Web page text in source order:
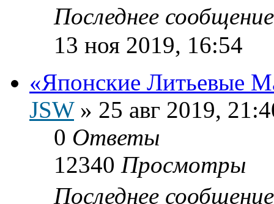
Последнее
13 ноя 2019, 16:54
«Японские Литьевые
JSW» 25 авг 2019,
0 Ответы
12340 Просмотры
Последнее